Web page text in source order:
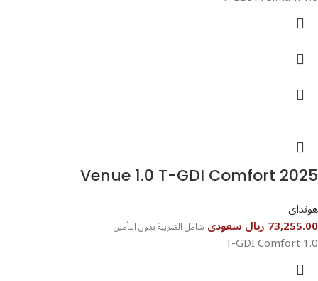
هونداي
73,255.00 ريال سعودى شامل الضريبة بدون التأمين
1.0 T-GDI Comfort